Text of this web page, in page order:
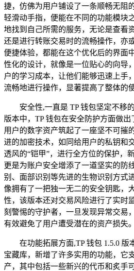
捷，仿佛为用户铺设了一条顺畅无阻
轻滑动手指，便能在不同的功能模块
地找到自己所需的服务，无论是查看
还是进行转账交易时的流畅操作，亦
便捷体验，都能在这个优化后的界面
性化的设计，就像是一位贴心的向导
户的学习成本，让他们能够迅速上手
流畅地进行操作，显著提高了整体的
安全性,一直是 TP 钱包坚定不移
版本中，TP 钱包在安全防护方面做
用户的数字资产筑起了一座坚不可摧
进的加密技术，如同给用户的私钥和
透风的“铠甲”，进行全方位的保护，
更是为账户安全增添了一道坚实的防
别、面部识别等先进的生物识别方式
像拥有了一把独一无二的安全钥匙，
性，该版本还对交易风险进行了实时
刻警惕的守护者，一旦发现异常交易
有效避免了用户遭受潜在的资产损失。
在功能拓展方面,TP 钱包 1.5.0 版
宝藏库，新增了许多实用的功能，它
产，其中包括一些新兴的代币和炙手